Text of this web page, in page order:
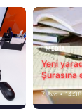
MEDİA
Yeni
Şurasına
və
7 Avq • 14:38